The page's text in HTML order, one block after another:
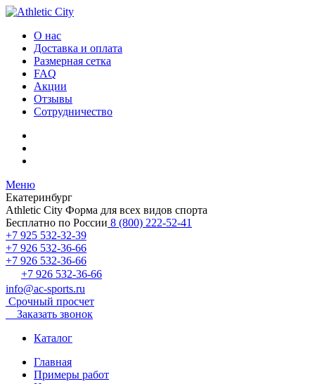
О нас
Доставка и оплата
Размерная сетка
FAQ
Акции
Отзывы
Сотрудничество
Меню
Екатеринбург
Athletic City Форма для всех видов спорта
Бесплатно по России 8 (800) 222-52-41
+7 925 532-32-39
+7 926 532-36-66
+7 926 532-36-66
+7 926 532-36-66
info@ac-sports.ru
Срочный просчет
Заказать звонок
Каталог
Главная
Примеры работ